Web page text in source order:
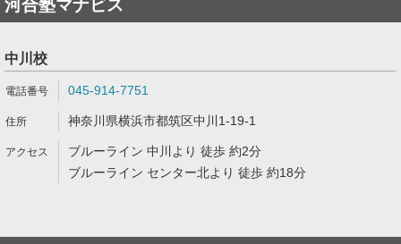
河合塾マナビス
中川校
045-914-7751
神奈川県横浜市都筑区中川1-19-1
ブルーライン 中川より 徒歩 約2分
ブルーライン センター北より 徒歩 約18分